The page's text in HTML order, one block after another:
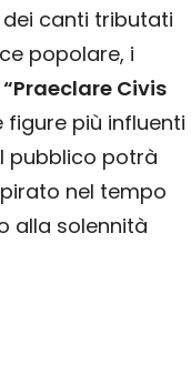
canti tributati
popolare, i
“Praeclare Civis
figure più influenti
pubblico potrà
nel tempo
alla solennità